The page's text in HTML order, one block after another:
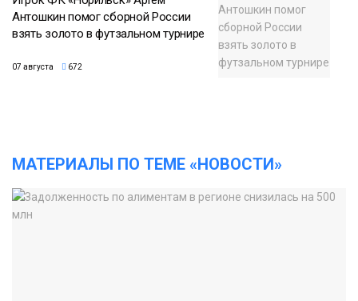
Антошкин помог сборной России
взять золото в футзальном турнире
07 августа 672
МАТЕРИАЛЫ ПО ТЕМЕ «НОВОСТИ»